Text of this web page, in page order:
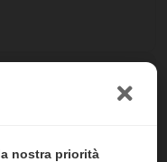
nostra priorità